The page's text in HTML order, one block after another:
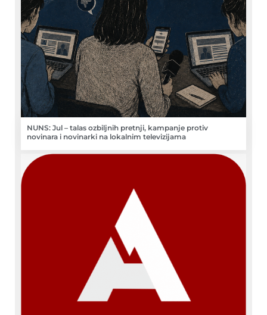
NUNS: Jul – talas ozbiljnih pretnji, kampanje protiv
novinara i novinarki na lokalnim televizijama